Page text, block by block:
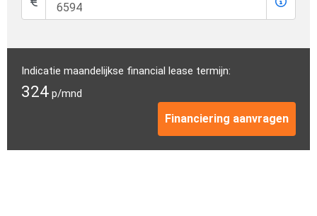
Indicatie maandelijkse financial lease termijn:
324 p/mnd
Financiering aanvragen